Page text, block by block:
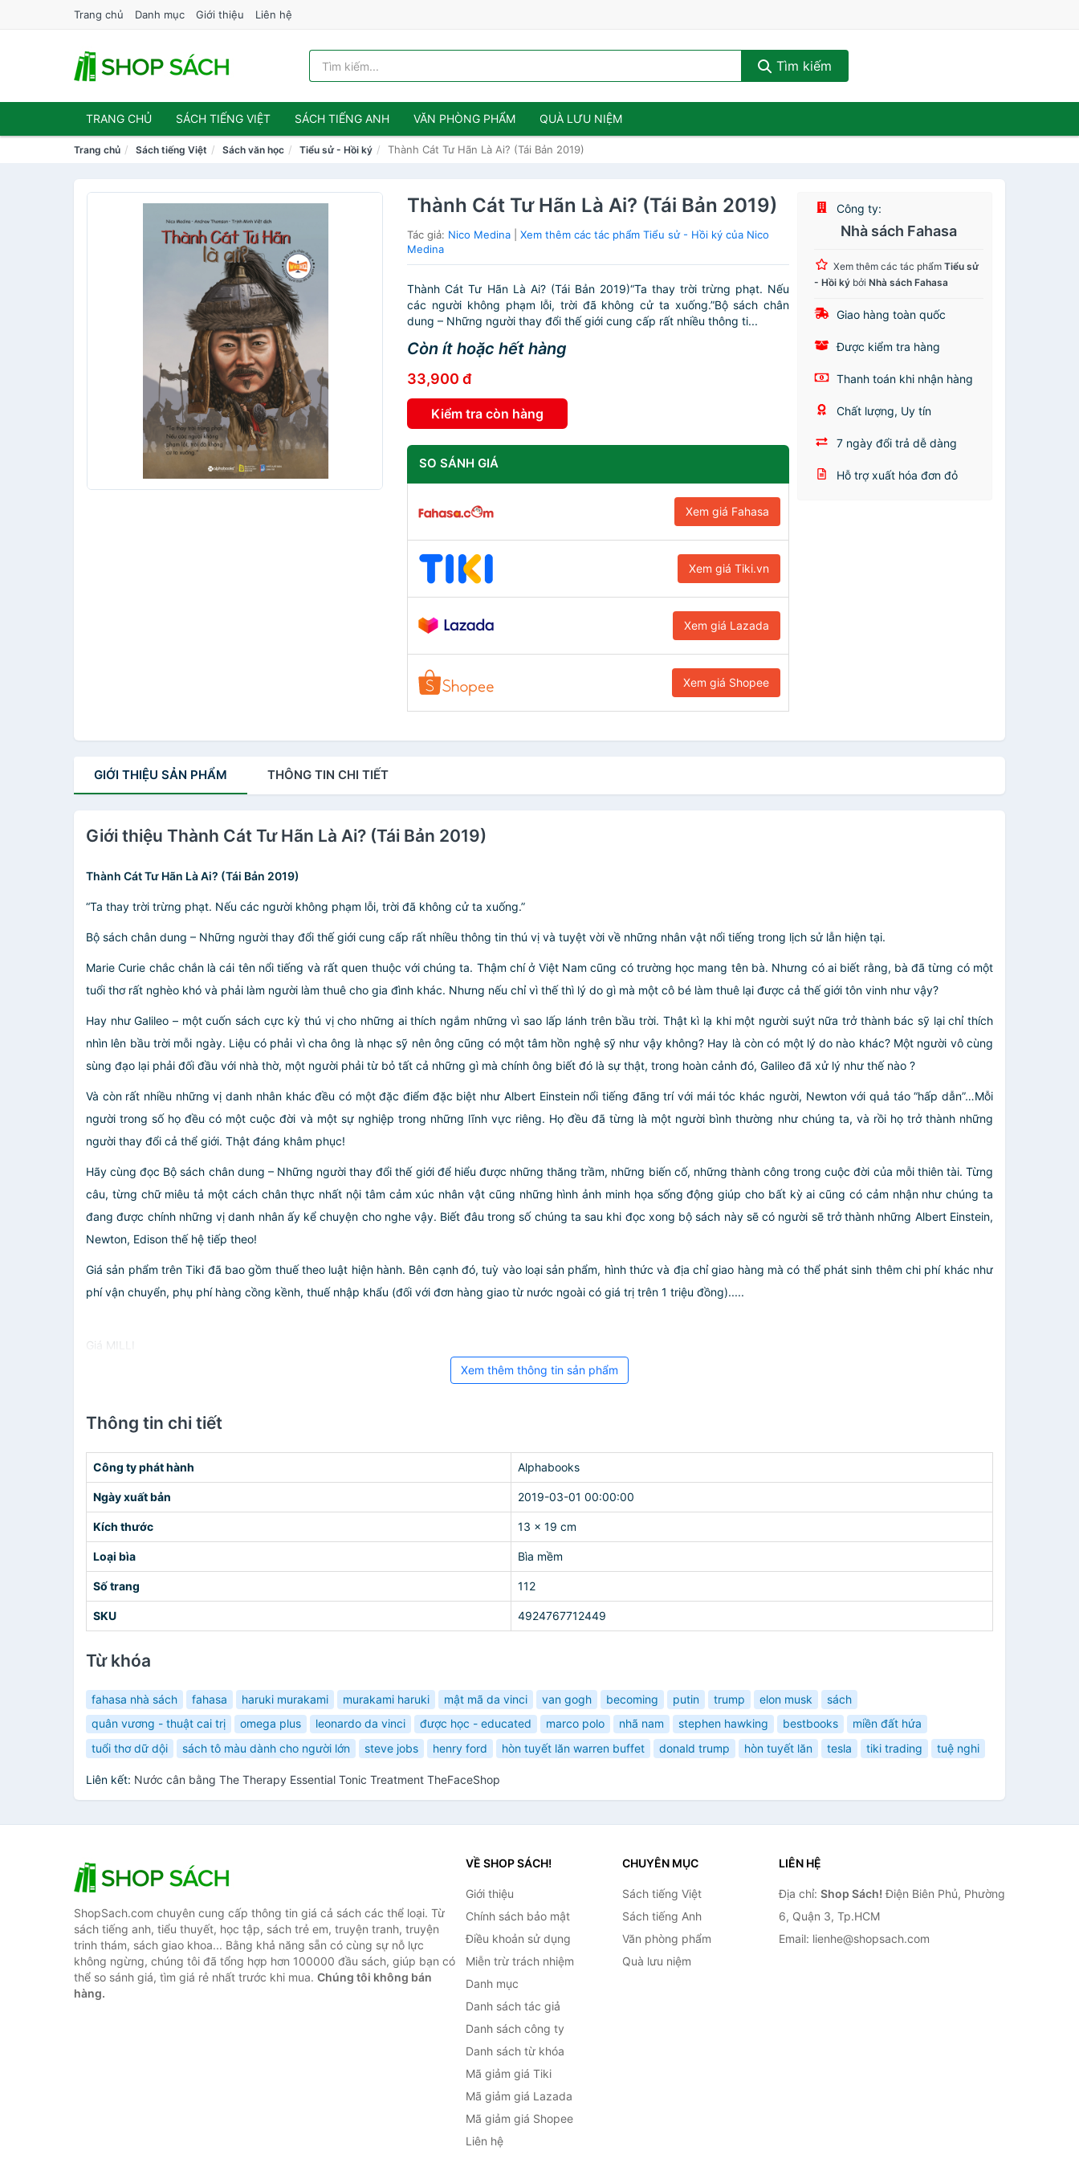
Trang chủ Danh mục Giới thiệu Liên hệ
Tìm kiếm
TRANG CHỦ SÁCH TIẾNG VIỆT SÁCH TIẾNG ANH VĂN PHÒNG PHẨM QUÀ LƯU NIỆM
Trang chủ Sách tiếng Việt Sách văn học Tiểu sử - Hồi ký Thành Cát Tư Hãn Là Ai? (Tái Bản 2019)
Thành Cát Tư Hãn Là Ai? (Tái Bản 2019)
Tác giả: Nico Medina |Xem thêm các tác phẩm Tiểu sử - Hồi ký của Nico
Medina
Thành Cát Tư Hãn Là Ai? (Tái Bản 2019)“Ta thay trời trừng phạt. Nếu
các người không phạm lỗi, trời đã không cử ta xuống.”Bộ sách chân
dung – Những người thay đổi thế giới cung cấp rất nhiều thông ti...
Còn ít hoặc hết hàng
33,900 đ
Kiểm tra còn hàng
SO SÁNH GIÁ
Xem giá Fahasa
Xem giá Tiki.vn
Xem giá Lazada
Xem giá Shopee
Công ty:
Nhà sách Fahasa
Xem thêm các tác phẩmTiểu sử
- Hồi ký bởiNhà sách Fahasa
Giao hàng toàn quốc
Được kiểm tra hàng
Thanh toán khi nhận hàng
Chất lượng, Uy tín
7 ngày đổi trả dễ dàng
Hỗ trợ xuất hóa đơn đỏ
GIỚI THIỆU SẢN PHẨM THÔNG TIN CHI TIẾT
Giới thiệu Thành Cát Tư Hãn Là Ai? (Tái Bản 2019)
Thành Cát Tư Hãn Là Ai? (Tái Bản 2019)
“Ta thay trời trừng phạt. Nếu các người không phạm lỗi, trời đã không cử ta xuống.”
Bộ sách chân dung – Những người thay đổi thế giới cung cấp rất nhiều thông tin thú vị và tuyệt vời về những nhân vật nổi tiếng trong lịch sử lẫn hiện tại.
Marie Curie chắc chắn là cái tên nổi tiếng và rất quen thuộc với chúng ta. Thậm chí ở Việt Nam cũng có trường học mang tên bà. Nhưng có ai biết rằng, bà đã từng có một
tuổi thơ rất nghèo khó và phải làm người làm thuê cho gia đình khác. Nhưng nếu chỉ vì thế thì lý do gì mà một cô bé làm thuê lại được cả thế giới tôn vinh như vậy?
Hay như Galileo – một cuốn sách cực kỳ thú vị cho những ai thích ngắm những vì sao lấp lánh trên bầu trời. Thật kì lạ khi một người suýt nữa trở thành bác sỹ lại chỉ thích
nhìn lên bầu trời mỗi ngày. Liệu có phải vì cha ông là nhạc sỹ nên ông cũng có một tâm hồn nghệ sỹ như vậy không? Hay là còn có một lý do nào khác? Một người vô cùng
sùng đạo lại phải đối đầu với nhà thờ, một người phải từ bỏ tất cả những gì mà chính ông biết đó là sự thật, trong hoàn cảnh đó, Galileo đã xử lý như thế nào ?
Và còn rất nhiều những vị danh nhân khác đều có một đặc điểm đặc biệt như Albert Einstein nổi tiếng đãng trí với mái tóc khác người, Newton với quả táo “hấp dẫn”…Mỗi
người trong số họ đều có một cuộc đời và một sự nghiệp trong những lĩnh vực riêng. Họ đều đã từng là một người bình thường như chúng ta, và rồi họ trở thành những
người thay đổi cả thể giới. Thật đáng khâm phục!
Hãy cùng đọc Bộ sách chân dung – Những người thay đổi thế giới để hiểu được những thăng trầm, những biến cố, những thành công trong cuộc đời của mỗi thiên tài. Từng
câu, từng chữ miêu tả một cách chân thực nhất nội tâm cảm xúc nhân vật cũng những hình ảnh minh họa sống động giúp cho bất kỳ ai cũng có cảm nhận như chúng ta
đang được chính những vị danh nhân ấy kể chuyện cho nghe vậy. Biết đâu trong số chúng ta sau khi đọc xong bộ sách này sẽ có người sẽ trở thành những Albert Einstein,
Newton, Edison thế hệ tiếp theo!
Giá sản phẩm trên Tiki đã bao gồm thuế theo luật hiện hành. Bên cạnh đó, tuỳ vào loại sản phẩm, hình thức và địa chỉ giao hàng mà có thể phát sinh thêm chi phí khác như
phí vận chuyển, phụ phí hàng cồng kềnh, thuế nhập khẩu (đối với đơn hàng giao từ nước ngoài có giá trị trên 1 triệu đồng).....
Giá MILLI
Xem thêm thông tin sản phẩm
Thông tin chi tiết
Công ty phát hành Alphabooks
Ngày xuất bản 2019-03-01 00:00:00
Kích thước 13 x 19 cm
Loại bìa Bìa mềm
Số trang 112
SKU 4924767712449
Từ khóa
fahasa nhà sách fahasa haruki murakami murakami haruki mật mã da vinci van gogh becoming putin trump elon musk
sách
quân vương - thuật cai trị
omega plus leonardo da vinci được học - educated marco polo nhã nam stephen hawking bestbooks
miền đất hứa
tuổi thơ dữ dội
sách tô màu dành cho người lớn steve jobs henry ford hòn tuyết lăn warren buffet donald trump hòn tuyết lăn tesla tiki trading tuệ nghi
Liên kết: Nước cân bằng The Therapy Essential Tonic Treatment TheFaceShop
ShopSach.com chuyên cung cấp thông tin giá cả sách các thể loại. Từ
sách tiếng anh, tiểu thuyết, học tập, sách trẻ em, truyện tranh, truyện
trinh thám, sách giao khoa... Bằng khả năng sẵn có cùng sự nỗ lực
không ngừng, chúng tôi đã tổng hợp hơn 100000 đầu sách, giúp bạn có
thể so sánh giá, tìm giá rẻ nhất trước khi mua. Chúng tôi không bán
hàng.
VỀ SHOP SÁCH!
Giới thiệu
Chính sách bảo mật
Điều khoản sử dụng
Miễn trừ trách nhiệm
Danh mục
Danh sách tác giả
Danh sách công ty
Danh sách từ khóa
Mã giảm giá Tiki
Mã giảm giá Lazada
Mã giảm giá Shopee
Liên hệ
CHUYÊN MỤC
Sách tiếng Việt
Sách tiếng Anh
Văn phòng phẩm
Quà lưu niệm
LIÊN HỆ
Địa chỉ: Shop Sách! Điện Biên Phủ, Phường
6, Quận 3, Tp.HCM
Email: lienhe@shopsach.com